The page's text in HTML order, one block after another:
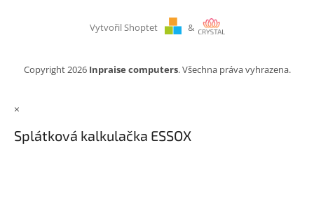
Vytvořil Shoptet &
Copyright 2026 Inpraise computers. Všechna práva vyhrazena.
×
Splátková kalkulačka ESSOX